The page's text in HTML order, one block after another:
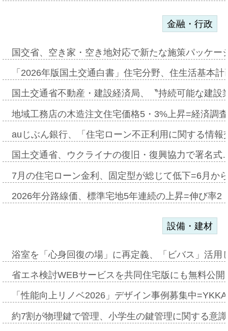
金融・行政
国交省、空き家・空き地対応で新たな施策パッケ
「2026年版国土交通白書」住宅分野、住生活基本
国土交通省不動産・建設経済局、〝持続可能な建
地域工務店の木造注文住宅価格5・3%上昇=経済調
auじぶん銀行、「住宅ローン不正利用に関する情
国土交通省、ウクライナの復旧・復興協力で署名
7月の住宅ローン金利、固定型が総じて低下=6月か
2026年分路線価、標準宅地5年連続の上昇=伸び率
設備・建材
浴室を「心身回復の場」に再定義、「ビバス」活
省エネ検討WEBサービスを共同住宅版にも無料公
「性能向上リノベ2026」デザイン事例募集中
約7割が物理鍵で管理、小学生の鍵管理に関する意